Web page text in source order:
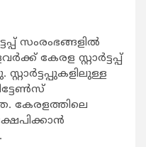
സംരംഭങ്ങളില്‍
കേരള സ്റ്റാര്‍ട്ടപ്പ്
കേരളത്തിലെ